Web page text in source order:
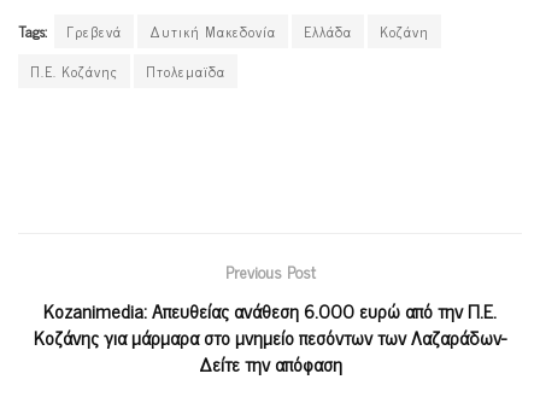
Tags: Γρεβενά Δυτική Μακεδονία Ελλάδα
Κοζάνη
Π.Ε. Κοζάνης
Πτολεμαϊδα
Previous Post
Kozanimedia: Aπευθείας ανάθεση 6.000 ευρώ από την Π.Ε.
Κοζάνης για μάρμαρα στο μνημείο πεσόντων των Λαζαράδων-
Δείτε την απόφαση